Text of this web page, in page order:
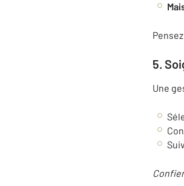
5.
Une